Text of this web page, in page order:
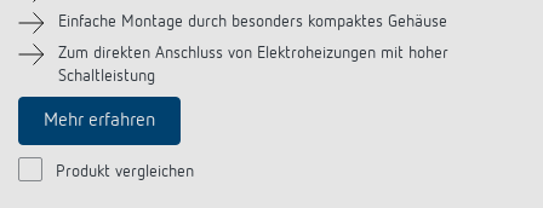
Einfache Montage durch besonders kompaktes Gehäuse
Zum direkten Anschluss von Elektroheizungen mit hoher
Schaltleistung
Mehr erfahren
Produkt vergleichen